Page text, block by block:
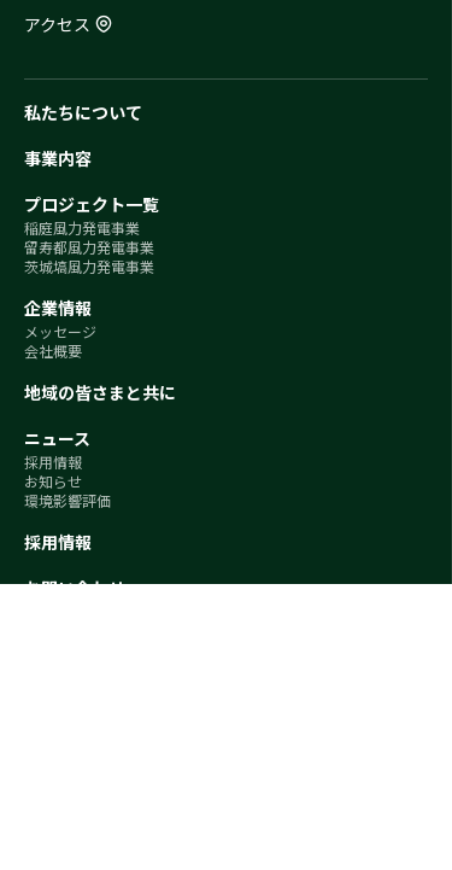
アクセス
私たちについて
事業内容
プロジェクト一覧
稲庭風力発電事業
留寿都風力発電事業
茨城塙風力発電事業
企業情報
メッセージ
会社概要
地域の皆さまと共に
ニュース
採用情報
お知らせ
環境影響評価
採用情報
お問い合わせ